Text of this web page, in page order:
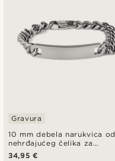
10 mm debela narukvica od
nehrđajućeg čelika za
identifikaciju srebrne boje
Gravura
34,95 €